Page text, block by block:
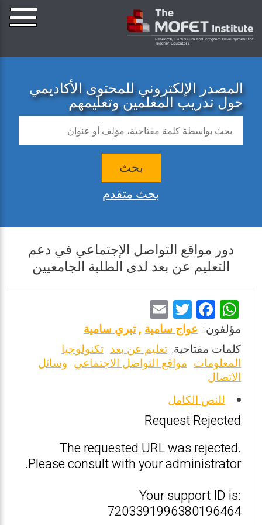
المصدر الإلكتروني للمحتوى الأكاديمي
حول تدريب المعلمين وتعليمهم
بحث
بحث متقدم
دور مواقع التواصل الإجتماعي في دعم
التعليم عن بعد لدى الطلبة الجامعيين
W
h
at
s
A
p
p
F
a
ce
b
o
k
T
wi
tt
er
m
ai
l
مؤلفون: عواج سامية,تبري سامية
كلمات مفتاحية: تعليم عن بعد تكنولوجيا
المعلومات مواقع التواصل الاجتماعي وسائل
الاتصال
للنص الكامل
Request Rejected
The requested URL was rejected.
Please consult with your administrator.
Your support ID is:
7203391996380196464